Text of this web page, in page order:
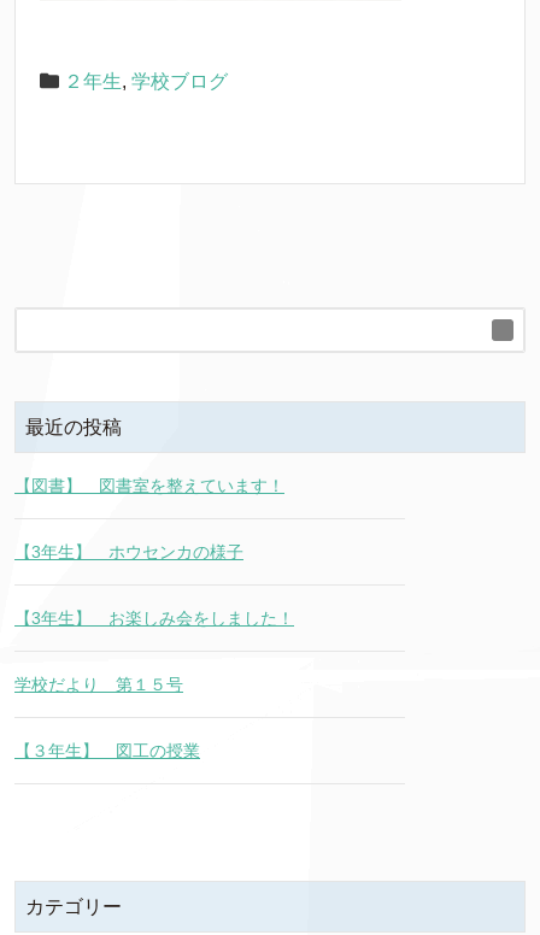
２年生, 学校ブログ
最近の投稿
【図書】 図書室を整えています！
【3年生】 ホウセンカの様子
【3年生】 お楽しみ会をしました！
学校だより 第１５号
【３年生】 図工の授業
カテゴリー